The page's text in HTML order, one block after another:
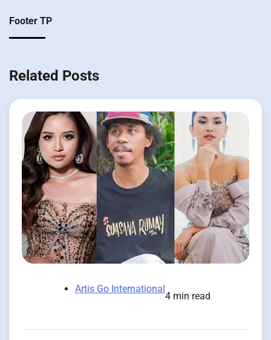
Footer TP
Related Posts
Artis Go International
4 min read